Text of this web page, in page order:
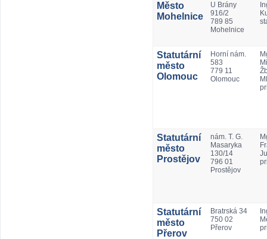
Město
Mohelnice
U Brány
916/2
789 85
Mohelnice
Statutární
město
Olomouc
Horní nám.
583
779 11
Olomouc
Statutární
město
Prostějov
nám. T. G.
Masaryka
130/14
796 01
Prostějov
Statutární
město
Přerov
Bratrská 34
750 02
Přerov